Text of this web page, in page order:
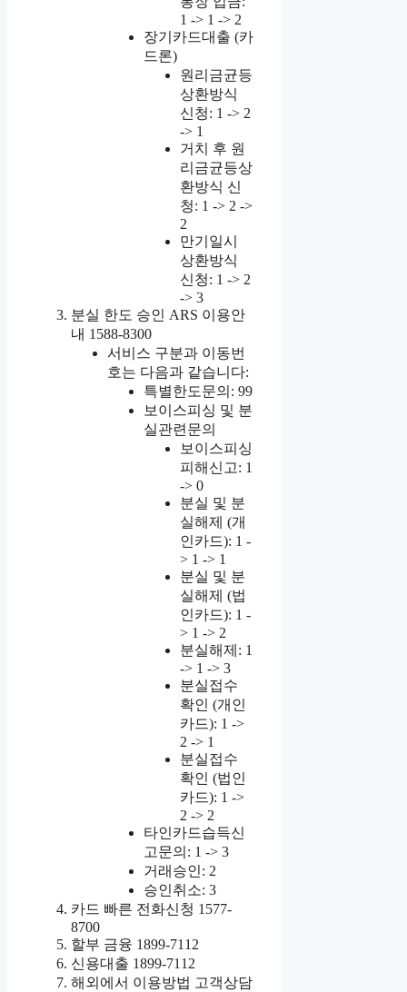
1 -> 1 -> 2
장기카드대출 (카
드론)
원리금균등
상환방식
신청: 1 -> 2
-> 1
거치 후 원
리금균등상
환방식 신
청: 1 -> 2 ->
2
만기일시
상환방식
신청: 1 -> 2
-> 3
분실 한도 승인 ARS 이용안
내 1588-8300
서비스 구분과 이동번
호는 다음과 같습니다:
특별한도문의: 99
보이스피싱 및 분
실관련문의
보이스피싱
피해신고: 1
-> 0
분실 및 분
실해제 (개
인카드): 1 -
> 1 -> 1
분실 및 분
실해제 (법
인카드): 1 -
> 1 -> 2
분실해제: 1
-> 1 -> 3
분실접수
확인 (개인
카드): 1 ->
2 -> 1
분실접수
확인 (법인
카드): 1 ->
2 -> 2
타인카드습득신
고문의: 1 -> 3
거래승인: 2
승인취소: 3
카드 빠른 전화신청 1577-
8700
할부 금융 1899-7112
신용대출 1899-7112
해외에서 이용방법 고객상담